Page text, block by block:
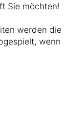
Sie möchten!
werden die
wenn